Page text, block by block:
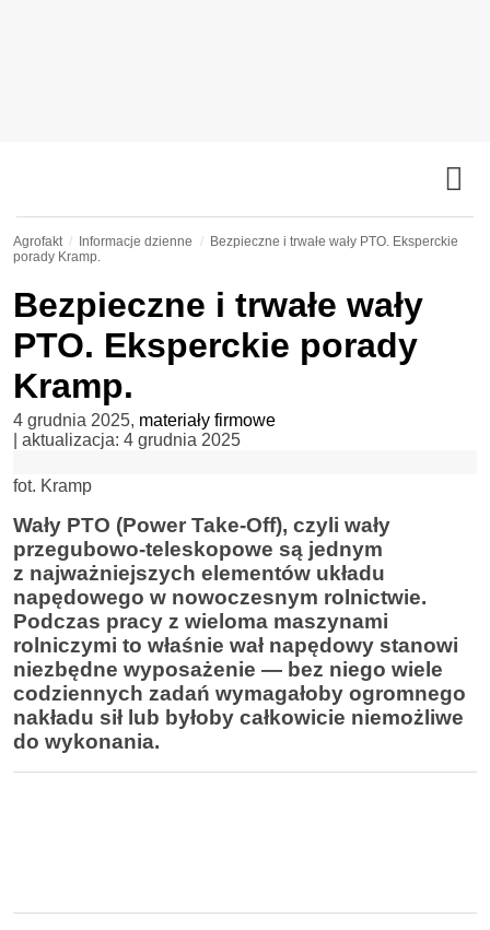
Agrofakt Informacje dzienne
Bezpieczne i trwałe wały PTO. Eksperckie
porady Kramp.
Bezpieczne i trwałe wały
PTO. Eksperckie porady
Kramp.
4 grudnia 2025, materiały firmowe
| aktualizacja: 4 grudnia 2025
fot. Kramp
Wały PTO (Power Take-Off), czyli wały
przegubowo-teleskopowe są jednym
z najważniejszych elementów układu
napędowego w nowoczesnym rolnictwie.
Podczas pracy z wieloma maszynami
rolniczymi to właśnie wał napędowy stanowi
niezbędne wyposażenie — bez niego wiele
codziennych zadań wymagałoby ogromnego
nakładu sił lub byłoby całkowicie niemożliwe
do wykonania.